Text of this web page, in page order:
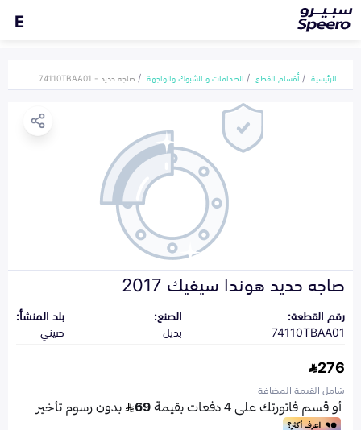
E
الرئيسية أقسام القطع الصدامات و الشبوك والواجهة صاجه حديد - 74110TBAA01
صاجه حديد هوندا سيفيك 2017
رقم القطعة:
74110TBAA01
الصنع:
بديل
بلد المنشأ:
صيني
276
شامل القيمة المضافة